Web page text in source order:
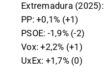
Extremadura (2025):
PP: +0,1% (+1)
PSOE: -1,9% (-2)
Vox: +2,2% (+1)
UxEx: +1,7% (0)